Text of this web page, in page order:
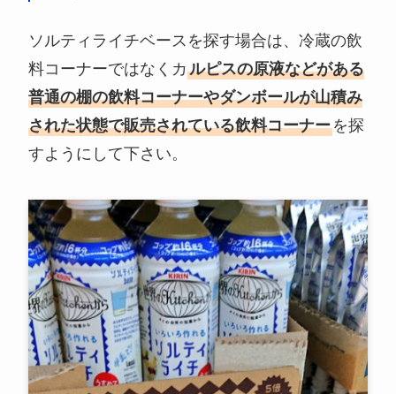
ソルティライチベースを探す場合は、冷蔵の飲
料コーナーではなくカルピスの原液などがある
普通の棚の飲料コーナーやダンボールが山積み
された状態で販売されている飲料コーナーを探
すようにして下さい。